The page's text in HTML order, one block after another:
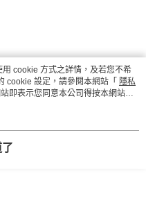
cookie 方式之詳情，及若您不希
cookie 設定，請參閱本網站「 隱私
即表示您同意本公司得按本網站使